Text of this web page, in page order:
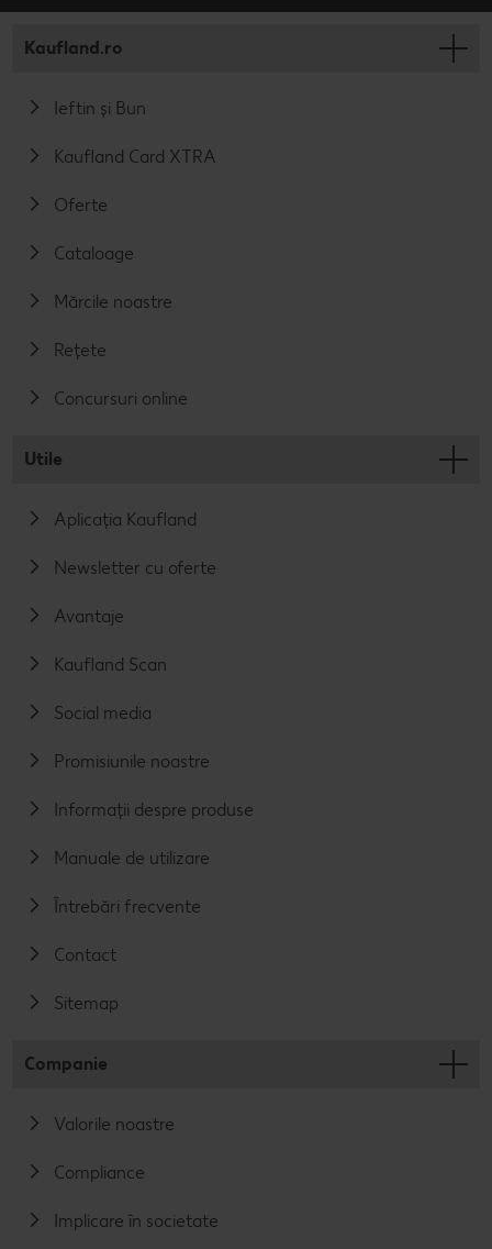
Kaufland.ro
Ieftin și Bun
Kaufland Card XTRA
Oferte
Cataloage
Mărcile noastre
Rețete
Concursuri online
Utile
Aplicația Kaufland
Newsletter cu oferte
Avantaje
Kaufland Scan
Social media
Promisiunile noastre
Informații despre produse
Manuale de utilizare
Întrebări frecvente
Contact
Sitemap
Companie
Valorile noastre
Compliance
Implicare în societate